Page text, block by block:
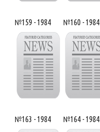
№159 - 1984 №160 - 1984
№163 - 1984 №164 - 1984